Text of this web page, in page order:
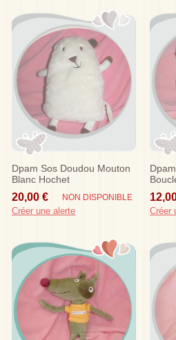
Dpam Sos Doudou Mouton
Blanc Hochet
20,00 € NON DISPONIBLE
Créer une alerte Créer